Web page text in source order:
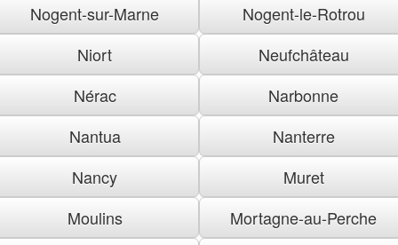
Nogent-sur-Marne
Nogent-le-Rotrou
Niort
Neufchâteau
Nérac
Narbonne
Nantua
Nanterre
Nancy
Muret
Moulins
Mortagne-au-Perche